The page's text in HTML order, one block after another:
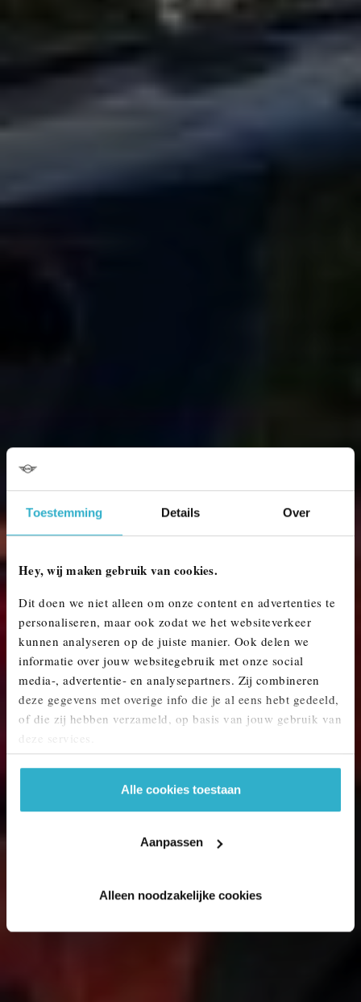
Toestemming Details Over
Hey, wij maken gebruik van cookies.
Dit doen we niet alleen om onze content en advertenties te
personaliseren, maar ook zodat we het websiteverkeer
kunnen analyseren op de juiste manier. Ook delen we
informatie over jouw websitegebruik met onze social
media-, advertentie- en analysepartners. Zij combineren
deze gegevens met overige info die je al eens hebt gedeeld,
of die zij hebben verzameld, op basis van jouw gebruik van
deze services.
Alle cookies toestaan
Aanpassen
Alleen noodzakelijke cookies
MINI KOPEN? ONTDEK ONS AANBOD.